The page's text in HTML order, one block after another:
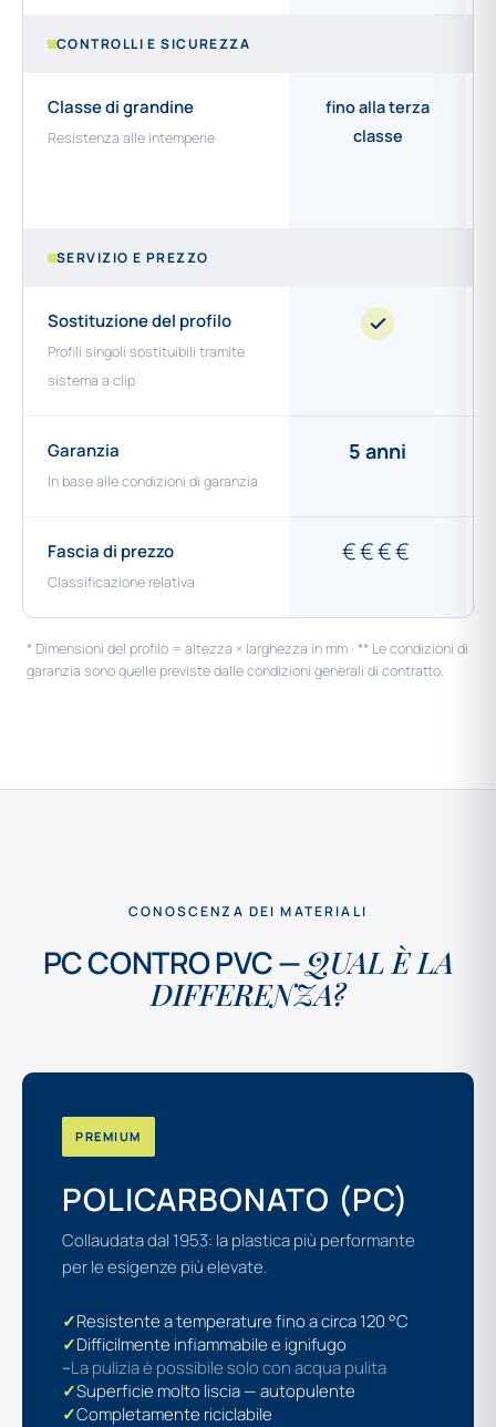
CONTROLLI E SICUREZZA
Classe di grandine
Resistenza alle intemperie
fino alla terza
classe
SERVIZIO E PREZZO
Sostituzione del profilo
Profili singoli sostituibili tramite
sistema a clip
Garanzia
In base alle condizioni di garanzia
5 anni
Fascia di prezzo
Classificazione relativa
€€€€
* Dimensioni del profilo = altezza × larghezza in mm · ** Le condizioni di
garanzia sono quelle previste dalle condizioni generali di contratto.
CONOSCENZA DEI MATERIALI
PC CONTRO PVC —QUAL È LA
DIFFERENZA?
PREMIUM
POLICARBONATO (PC)
Collaudata dal 1953: la plastica più performante
per le esigenze più elevate.
✓Resistente a temperature fino a circa 120 °C
✓Difficilmente infiammabile e ignifugo
–La pulizia è possibile solo con acqua pulita
✓Superficie molto liscia — autopulente
✓Completamente riciclabile